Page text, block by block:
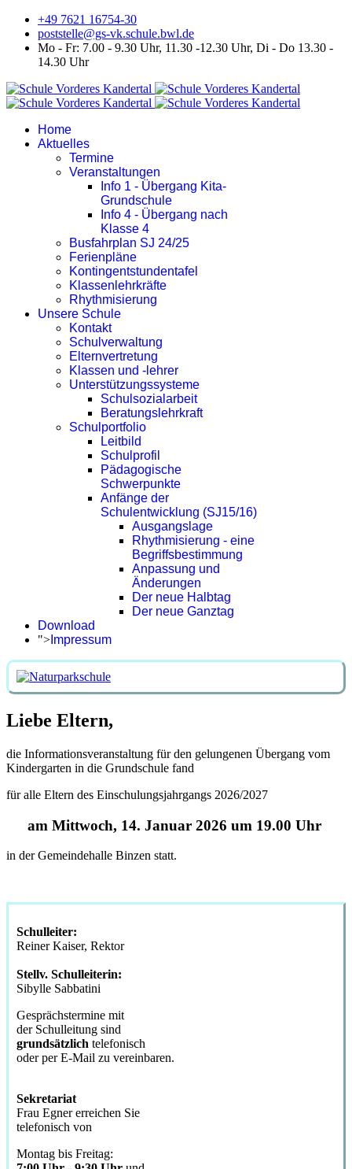
+49 7621 16754-30
poststelle@gs-vk.schule.bwl.de
Mo - Fr: 7.00 - 9.30 Uhr, 11.30 -12.30 Uhr, Di - Do 13.30 -
14.30 Uhr
Home
Aktuelles
Termine
Veranstaltungen
Info 1 - Übergang Kita-
Grundschule
Info 4 - Übergang nach
Klasse 4
Busfahrplan SJ 24/25
Ferienpläne
Kontingentstundentafel
Klassenlehrkräfte
Rhythmisierung
Unsere Schule
Kontakt
Schulverwaltung
Elternvertretung
Klassen und -lehrer
Unterstützungssysteme
Schulsozialarbeit
Beratungslehrkraft
Schulportfolio
Leitbild
Schulprofil
Pädagogische
Schwerpunkte
Anfänge der
Schulentwicklung (SJ15/16)
Ausgangslage
Rhythmisierung - eine
Begriffsbestimmung
Anpassung und
Änderungen
Der neue Halbtag
Der neue Ganztag
Download
"> Impressum
Liebe Eltern,
die Informationsveranstaltung für den gelungenen Übergang vom
Kindergarten in die Grundschule fand
für alle Eltern des Einschulungsjahrgangs 2026/2027
am Mittwoch, 14. Januar2026 um 19.00 Uhr
in der Gemeindehalle Binzen statt.
Schulleiter:
Reiner Kaiser, Rektor
Stellv. Schulleiterin:
Sibylle Sabbatini
Gesprächstermine mit
der Schulleitung sind
grundsätzlich telefonisch
oder per E-Mail zu vereinbaren.
Sekretariat
Frau Egner erreichen Sie
telefonisch von
Montag bis Freitag: